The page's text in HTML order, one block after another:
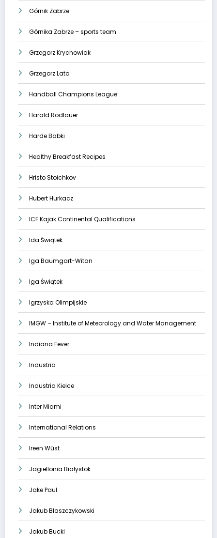
Górnik Zabrze
Górnika Zabrze – sports team
Grzegorz Krychowiak
Grzegorz Lato
Handball Champions League
Harald Rodlauer
Harde Babki
Healthy Breakfast Recipes
Hristo Stoichkov
Hubert Hurkacz
ICF Kajak Continental Qualifications
Ida Świątek
Iga Baumgart-Witan
Iga Świątek
Igrzyska Olimpijskie
IMGW – Institute of Meteorology and Water Management
Indiana Fever
Industria
Industria Kielce
Inter Miami
International Relations
Ireen Wüst
Jagiellonia Białystok
Jake Paul
Jakub Błaszczykowski
Jakub Bucki